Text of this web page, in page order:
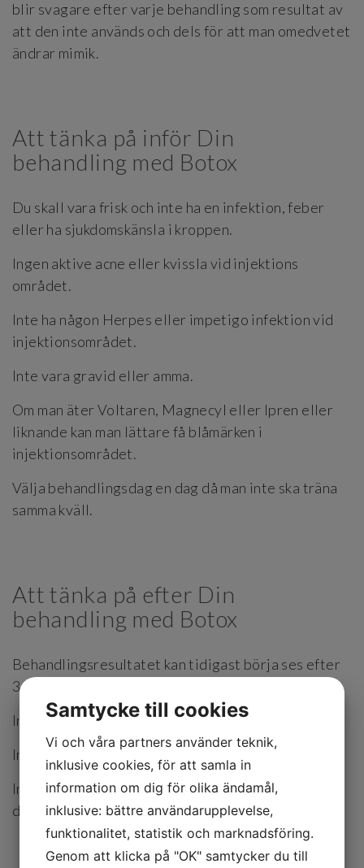
blir svagare efter varje behandling som resultat av
att den inte används och dels för att man omedvetet
ändrar mimik.
Att tänka på inför Din
behandling med Botox
Du skall vara frisk och inte ha en infektion, feber
eller ha sjukdomskänsla i kroppen.
Ingen aktive acne eller kvissla vid injektions
området.
Inte ha någon Herpes eller impetigo infektion vid
injektionsområdet.
Inte vara gravid eller amma.
Om man äter Voltaren, Magnecyl eller Ipren eller
liknande kan man lättare få blåmärken i
injektionsområdet.
Välja behandlingsdag en dag då man inte ska träna
samma kväll.
Att tänka på efter Din
behandling med Botox
Behandlingsresultatet kan tidigast börja ses efter
3-7 dagar och varar generellt upp till 4 månader.
Inte peeling eller massage av ansiktet samma dag.
Inte träna samma dag.
Inte sminka sig eller ta på det behandlade området
de närmaste 6 timmarna efter behandling.
Samtycke till cookies
Vi och våra partners använder teknik,
inklusive cookies, för att samla in
information om dig för olika ändamål,
inklusive: bättre användarupplevelse,
funktionalitet, statistik och marknadsföring.
Genom att klicka på "OK" samtycker du till